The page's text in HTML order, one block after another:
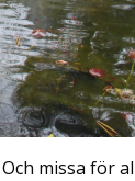
missa för